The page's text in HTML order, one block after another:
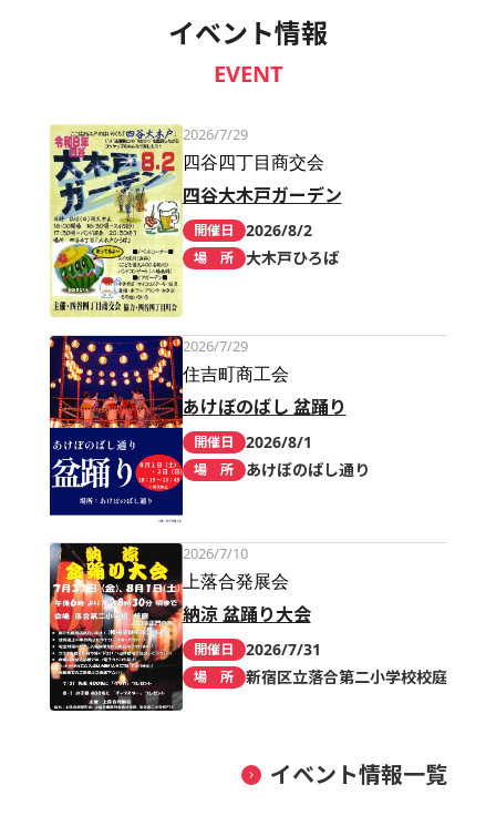
イベント情報
EVENT
2026/7/29
四谷四丁目商交会
四谷大木戸ガーデン
開催日 2026/8/2
場 所 大木戸ひろば
2026/7/29
住吉町商工会
あけぼのばし 盆踊り
開催日 2026/8/1
場 所 あけぼのばし通り
2026/7/10
上落合発展会
納涼 盆踊り大会
開催日 2026/7/31
場 所 新宿区立落合第二小学校校庭
イベント情報一覧